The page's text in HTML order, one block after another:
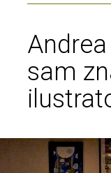
sam